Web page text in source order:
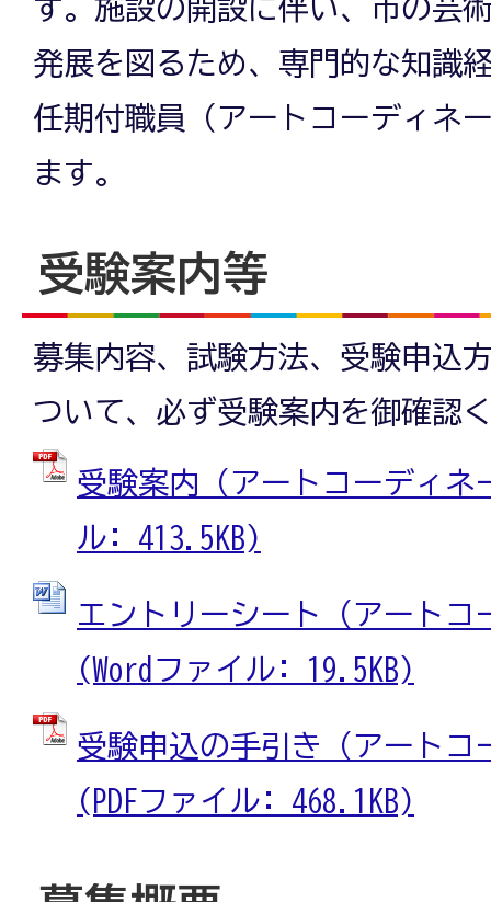
す。施設の開設に伴い、市の芸
発展を図るため、専門的な知識
任期付職員（アートコーディネ
ます。
受験案内等
募集内容、試験方法、受験申込
ついて、必ず受験案内を御確認
受験案内（アートコーディネ
ル: 413.5KB)
エントリーシート（アートコ
(Wordファイル: 19.5KB)
受験申込の手引き（アートコ
(PDFファイル: 468.1KB)